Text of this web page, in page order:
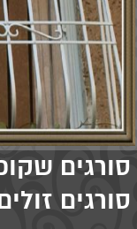
סורגים
סורגים